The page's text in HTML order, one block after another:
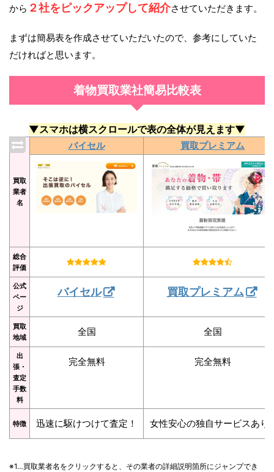
から ２社をピックアップして紹介させていただきます。
まずは簡易表を作成させていただいたので、参考にしていた
だければと思います。
着物買取業社簡易比較表
▼スマホは横スクロールで表の全体が見えます▼
買取
業者
名
バイセル 買取プレミアム
総合
評価
公式
ペー
ジ
バイセル 買取プレミアム
買取
地域
全国 全国
出
張・
査定
手数
料
完全無料 完全無料
特徴 迅速に駆けつけて査定！ 女性安心の独自サービスあり
※1…買取業者名をクリックすると、その業者の詳細説明箇所にジャンプでき